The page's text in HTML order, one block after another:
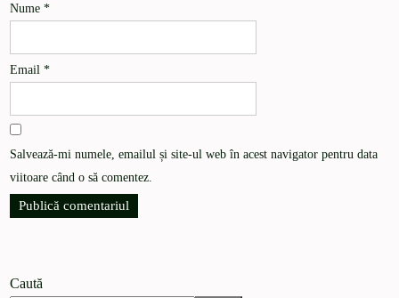
Nume*
Email*
Salvează-mi numele, emailul și site-ul web în acest navigator pentru data
viitoare când o să comentez.
Caută